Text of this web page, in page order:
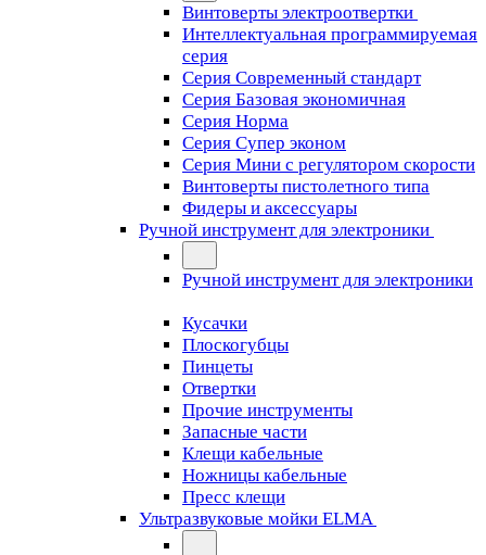
Винтоверты электроотвертки
Интеллектуальная программируемая
серия
Серия Современный стандарт
Серия Базовая экономичная
Серия Норма
Серия Cупер эконом
Серия Мини с регулятором скорости
Винтоверты пистолетного типа
Фидеры и аксессуары
Ручной инструмент для электроники
Ручной инструмент для электроники
Кусачки
Плоскогубцы
Пинцеты
Отвертки
Прочие инструменты
Запасные части
Клещи кабельные
Ножницы кабельные
Пресс клещи
Ультразвуковые мойки ELMA